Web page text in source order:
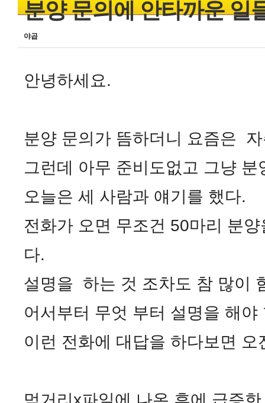
분양 문의에 안타까운 일
야곱
안녕하세요.
분양 문의가 뜸하더니 요즘은
그런데 아무 준비도없고 그냥
오늘은 세 사람과 얘기를 했다.
전화가 오면 무조건 50마리 분
다.
설명을 하는 것 조차도 참 많이
어서부터 무엇 부터 설명을 해야
이런 전화에 대답을 하다보면